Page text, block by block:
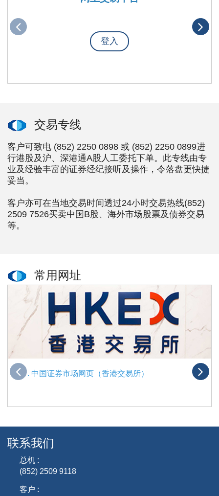
登入
交易专线
客户可致电 (852) 2250 0898 或 (852) 2250 0899进
行港股及沪、深港通A股人工委托下单。此专线由专
业及经验丰富的证券经纪接听及操作，令落盘更快捷
妥当。
客户亦可在当地交易时间透过24小时交易热线(852)
2509 7526买卖中国B股、海外市场股票及债券交易
等。
常用网址
. 中国证券市场网页（香港交易所）
联系我们
总机 :
(852) 2509 9118
客户 :